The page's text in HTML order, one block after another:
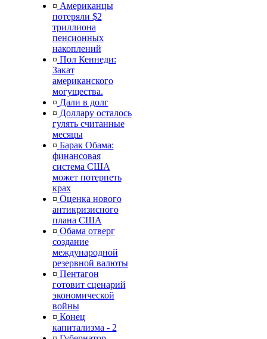
¤ Американцы
потеряли $2
триллиона
пенсионных
накоплений
¤ Пол Кеннеди:
Закат
американского
могущества.
¤ Дали в долг
¤ Доллару осталось
гулять считанные
месяцы
¤ Барак Обама:
финансовая
система США
может потерпеть
крах
¤ Оценка нового
антикризисного
плана США
¤ Обама отверг
создание
международной
резервной валюты
¤ Пентагон
готовит сценарий
экономической
войны
¤ Конец
капитализма - 2